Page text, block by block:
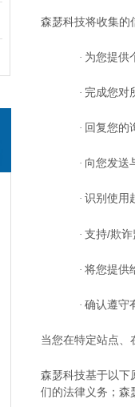
森瑟科技将收集的
· 为您提供
· 完成您对
· 回复您的
· 向您发送
· 识别使用
· 支持/欺诈
· 将您提供
· 确认遵守
当您在特定站点、
森瑟科技基于以下
们的法律义务；森